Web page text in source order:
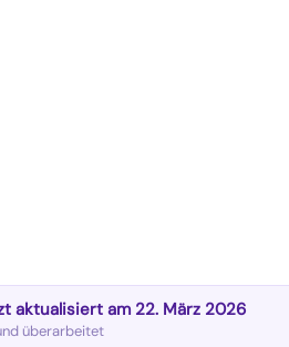
aktualisiert am 22. März 2026
überarbeitet